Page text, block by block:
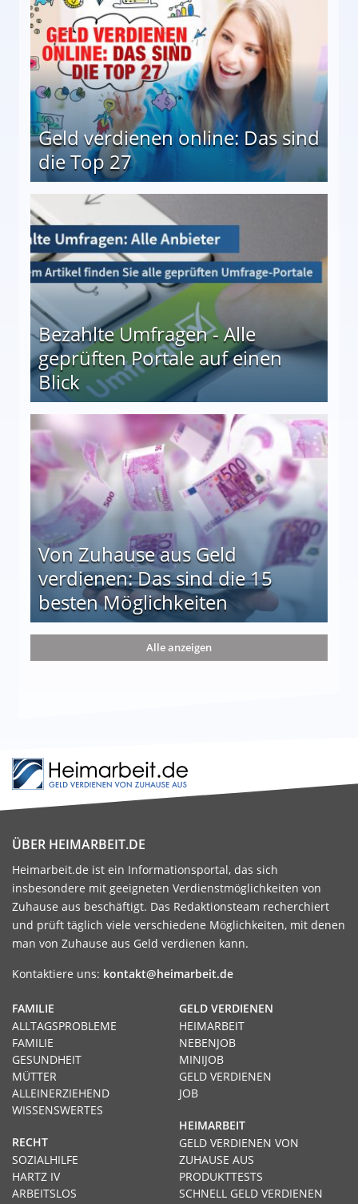
Geld verdienen online: Das sind
die Top 27
Bezahlte Umfragen - Alle
geprüften Portale auf einen
Blick
auf einen Blick
Von Zuhause aus Geld
verdienen: Das sind die 15
besten Möglichkeiten
die 15 besten Möglichkeiten
Alle anzeigen
ÜBER HEIMARBEIT.DE
Heimarbeit.de ist ein Informationsportal, das sich
insbesondere mit geeigneten Verdienstmöglichkeiten von
Zuhause aus beschäftigt. Das Redaktionsteam recherchiert
und prüft täglich viele verschiedene Möglichkeiten, mit denen
man von Zuhause aus Geld verdienen kann.
Kontaktiere uns: kontakt@heimarbeit.de
GELD VERDIENEN
HEIMARBEIT
NEBENJOB
MINIJOB
GELD VERDIENEN
JOB
HEIMARBEIT
GELD VERDIENEN VON
ZUHAUSE AUS
PRODUKTTESTS
SCHNELL GELD VERDIENEN
FAMILIE
ALLTAGSPROBLEME
FAMILIE
GESUNDHEIT
MÜTTER
ALLEINERZIEHEND
WISSENSWERTES
RECHT
SOZIALHILFE
HARTZ IV
ARBEITSLOS